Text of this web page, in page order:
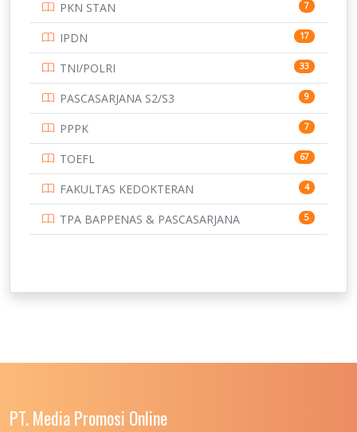
15
14
14
UNIVERSITAS CENDRAWASIH 14
15
219
11
159
UNIVERSITAS JEMBER
UNIVERSITAS MALIKUSSALEH
PKN STAN 7
IPDN 17
TNI/POLRI 33
PASCASARJANA S2/S3 9
PPPK 7
TOEFL 67
FAKULTAS KEDOKTERAN 4
TPA BAPPENAS & PASCASARJANA 5
PT. Media Promosi Online